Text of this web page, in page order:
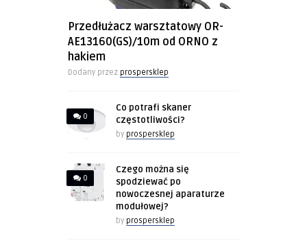
Przedłużacz warsztatowy OR-
AE13160(GS)/10m od ORNO z
hakiem
Dodany przez prospersklep
0
Co potrafi skaner
częstotliwości?
by prospersklep
0
Czego można się
spodziewać po
nowoczesnej aparaturze
modułowej?
by prospersklep